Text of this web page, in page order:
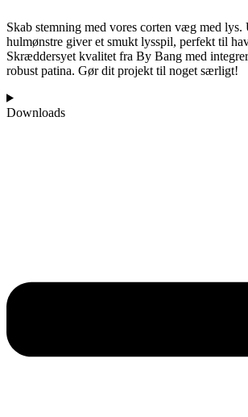
Skab stemning med vores corten væg med
hulmønstre giver et smukt lysspil, perfekt til
Skræddersyet kvalitet fra By Bang med
robust patina. Gør dit projekt til noget særligt!
Downloads